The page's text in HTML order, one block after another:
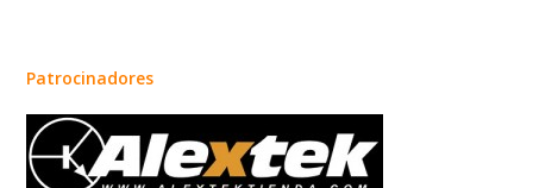
Patrocinadores